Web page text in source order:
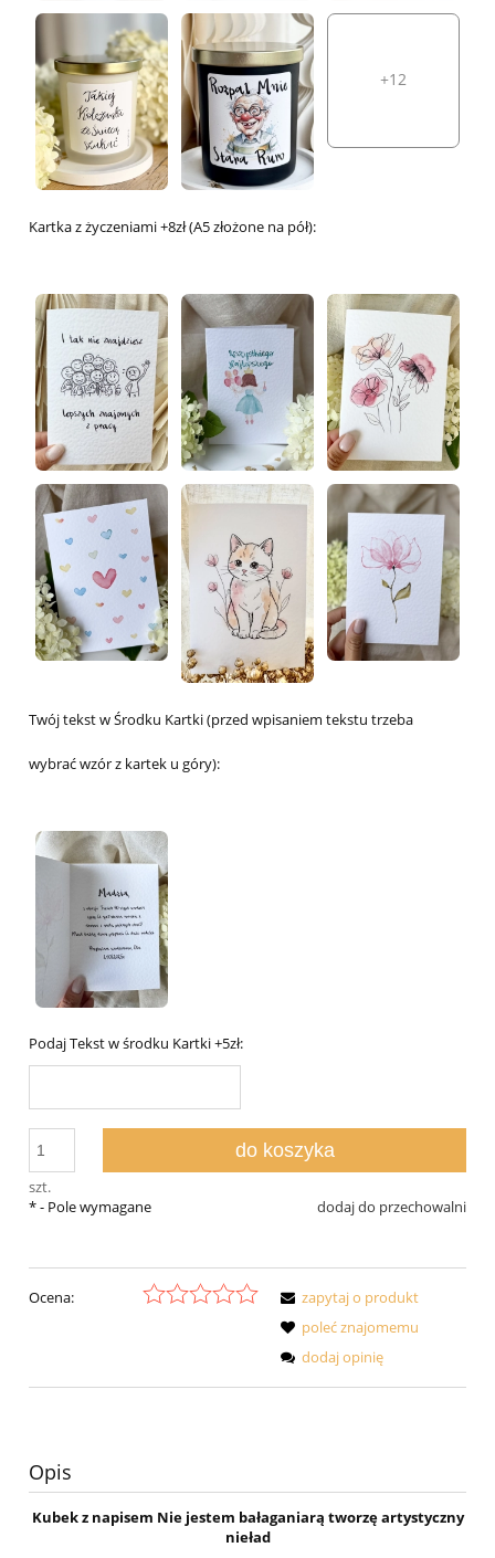
+12
Kartka z życzeniami +8zł (A5 złożone na pół):
Twój tekst w Środku Kartki (przed wpisaniem tekstu trzeba
wybrać wzór z kartek u góry):
Podaj Tekst w środku Kartki +5zł:
szt.
do koszyka
dodaj do przechowalni
*- Pole wymagane
Ocena:
zapytaj o produkt
poleć znajomemu
dodaj opinię
Opis
Kubek z napisem Nie jestem bałaganiarą tworzę artystyczny
nieład